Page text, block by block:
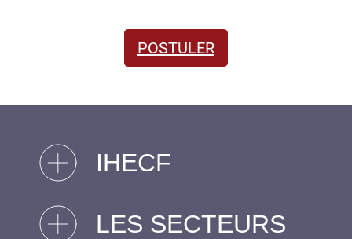
POSTULER
IHECF
LES SECTEURS